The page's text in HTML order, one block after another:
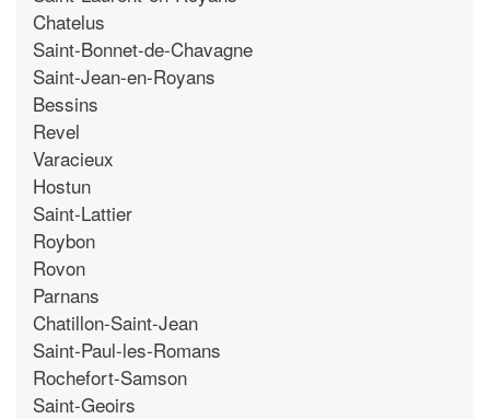
Chatelus
Saint-Bonnet-de-Chavagne
Saint-Jean-en-Royans
Bessins
Revel
Varacieux
Hostun
Saint-Lattier
Roybon
Rovon
Parnans
Chatillon-Saint-Jean
Saint-Paul-les-Romans
Rochefort-Samson
Saint-Geoirs